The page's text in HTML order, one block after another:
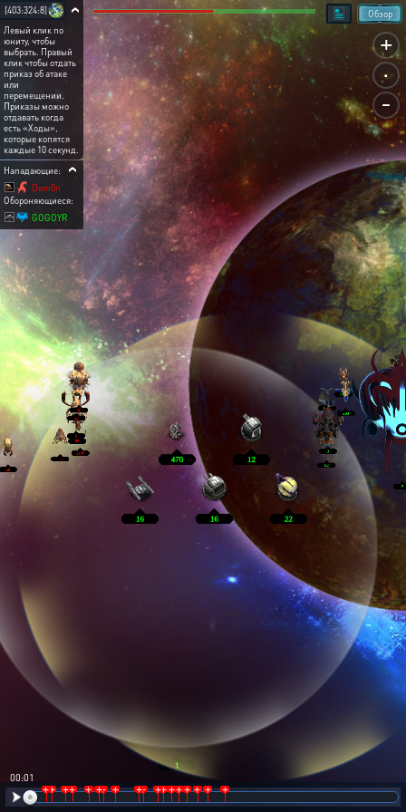
+
.
-
Обзор
[403:324:8]
Левый клик по
юниту, чтобы
выбрать. Правый
клик чтобы отдать
приказ об атаке
или
перемещении.
Приказы можно
отдавать когда
есть «Ходы»,
которые копятся
каждые 10 секунд.
Нападающие:
Dem0n
Обороняющиеся:
GOGOYR
00:02